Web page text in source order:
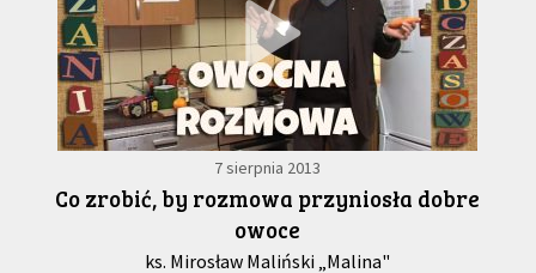
7 sierpnia 2013
Co zrobić, by rozmowa przyniosła dobre
owoce
ks. Mirosław Maliński „Malina"